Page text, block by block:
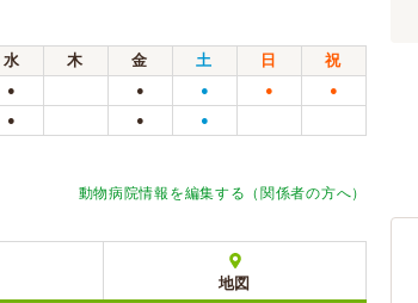
水 木 金 土 日
祝
● ● ● ● ●
● ● ●
動物病院情報を編集する（関係者の方へ）
地図